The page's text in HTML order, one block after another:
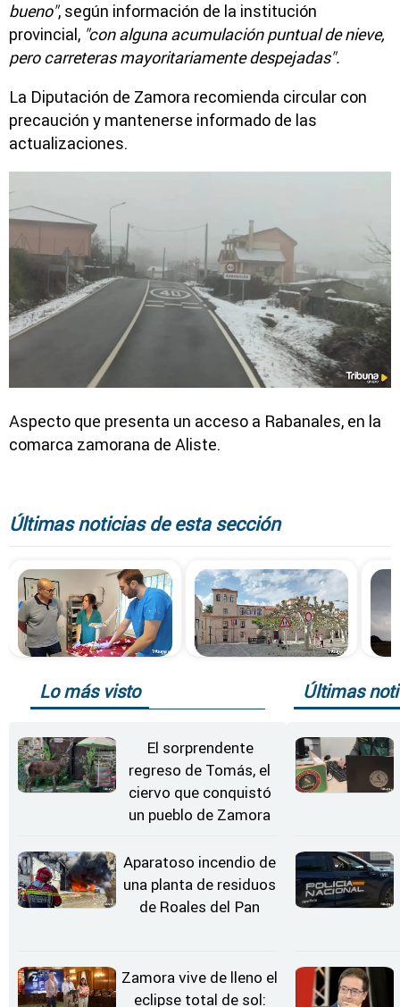
bueno", según información de la institución
provincial, "con alguna acumulación puntual de nieve,
pero carreteras mayoritariamente despejadas".
La Diputación de Zamora recomienda circular con
precaución y mantenerse informado de las
actualizaciones.
Aspecto que presenta un acceso a Rabanales, en la
comarca zamorana de Aliste.
Últimas noticias de esta sección
Lo más visto
El sorprendente
regreso de Tomás, el
ciervo que conquistó
un pueblo de Zamora
Aparatoso incendio de
una planta de residuos
de Roales del Pan
Zamora vive de lleno el
eclipse total de sol:
Últimas